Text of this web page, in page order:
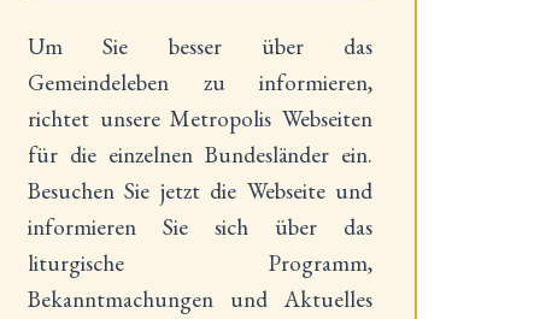
Um Sie besser über das
Gemeindeleben zu informieren,
richtet unsere Metropolis Webseiten
für die einzelnen Bundesländer ein.
Besuchen Sie jetzt die Webseite und
informieren Sie sich über das
liturgische Programm,
Bekanntmachungen und Aktuelles